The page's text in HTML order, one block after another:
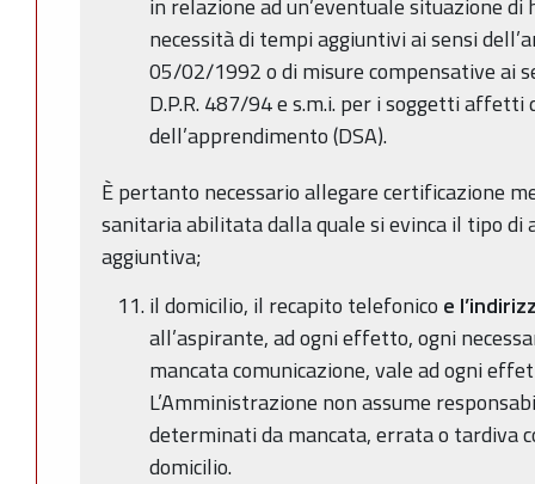
necessità di tempi aggiuntivi ai sensi
05/02/1992 o di misure compensative ai
D.P.R. 487/94 e s.m.i. per i soggetti affetti
dell’apprendimento (DSA).
È pertanto necessario allegare certificazione
sanitaria abilitata dalla quale si evinca il tipo di
aggiuntiva;
il domicilio, il recapito telefonico e
all’aspirante, ad ogni effetto, ogni
mancata comunicazione, vale ad ogni
L’Amministrazione non assume
determinati da mancata, errata o tardiva
domicilio.